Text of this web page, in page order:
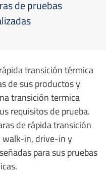
de pruebas
transición térmica
de sus productos y
transición termica
requisitos de prueba.
de rápida transición
in, drive-in y
para sus pruebas